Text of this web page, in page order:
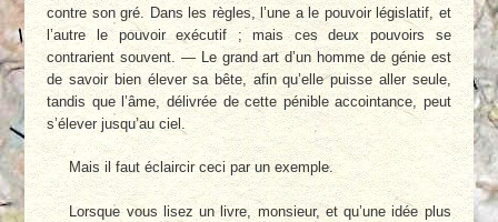
contre son gré. Dans les règles, l’une a le pouvoir législatif, et
l’autre le pouvoir exécutif ; mais ces deux pouvoirs se
contrarient souvent. — Le grand art d’un homme de génie est
de savoir bien élever sa bête, afin qu’elle puisse aller seule,
tandis que l’âme, délivrée de cette pénible accointance, peut
s’élever jusqu’au ciel.
Mais il faut éclaircir ceci par un exemple.
Lorsque vous lisez un livre, monsieur, et qu’une idée plus